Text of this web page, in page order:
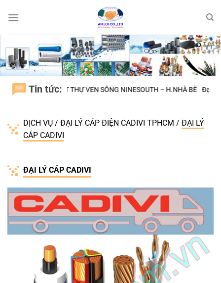
qua
Tin tức:
VEN SÔNG NINESOUTH – H.NHÀ BÈ Đại Học Quốc Tế VIỆT ĐỨC
DỊCH VỤ / ĐẠI LÝ CÁP ĐIỆN CADIVI TPHCM / ĐẠI LÝ
CÁP CADIVI
ĐẠI LÝ CÁP CADIVI